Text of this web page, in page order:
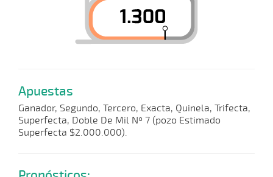
Apuestas
Ganador, Segundo, Tercero, Exacta, Quinela, Trifecta,
Superfecta, Doble De Mil Nº 7 (pozo Estimado
Superfecta $2.000.000).